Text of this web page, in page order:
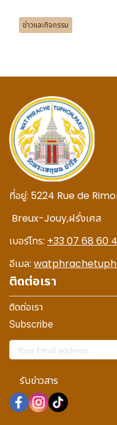
ข่าวและกิจกรรม
ที่อยู่: 5224 Rue de
Breux-Jouy,ฝรั่งเศส
เบอร์โทร: +33 07 68 60
อีเมล:
ติดต่อเรา
ติดต่อเรา
Subscribe
รับข่าวสาร